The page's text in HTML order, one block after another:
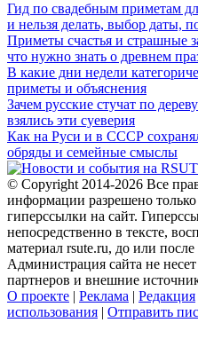
Гид по свадебным приметам
и нельзя делать, выбор даты,
Приметы счастья и страшные
что нужно знать о древнем
В какие дни недели
приметы и объяснения
Зачем русские стучат по
взялись эти суеверия
Как на Руси и в СССР
обряды и семейные смыслы
© Copyright 2014-2026 Все
информации разрешено
гиперссылки на сайт.
непосредственно в тексте,
материал rsute.ru, до или
Администрация сайта не
партнеров и внешние
О проекте | Реклама | Редакция
использования | Отправить